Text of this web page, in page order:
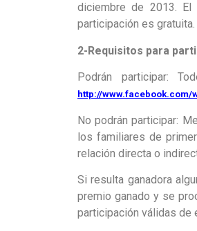
diciembre de 2013. El
participación es gratuita.
2-Requisitos para
Podrán participar:
http://
No podrán participar:
los familiares de
relación directa o
Si resulta ganadora
premio ganado y se
participación válidas de